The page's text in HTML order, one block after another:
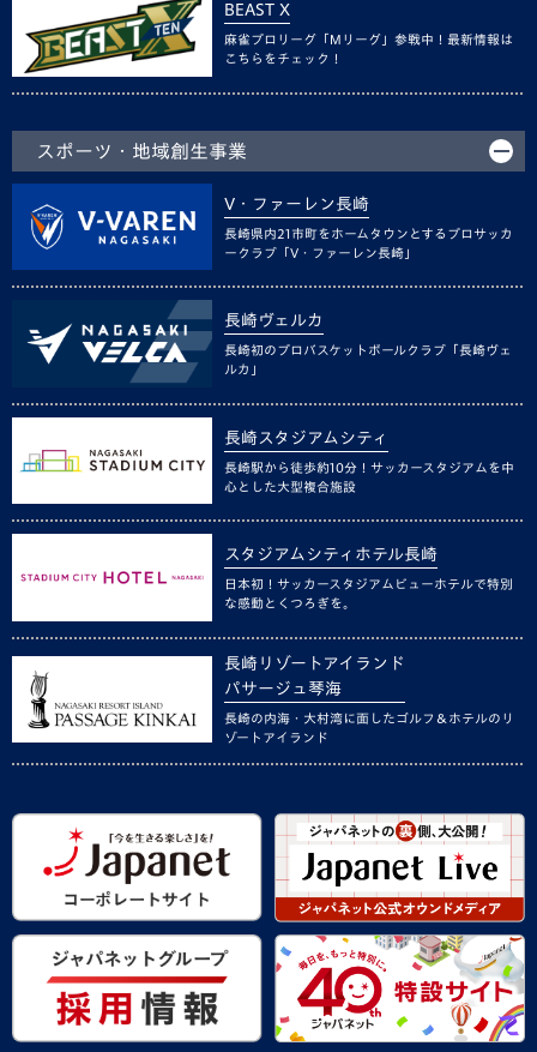
BEAST X
麻雀プロリーグ「Mリーグ」参戦中！最新情報は
こちらをチェック！
スポーツ・地域創生事業
V・ファーレン長崎
長崎県内21市町をホームタウンとするプロサッカ
ークラブ「V・ファーレン長崎」
長崎ヴェルカ
長崎初のプロバスケットボールクラブ「長崎ヴェ
ルカ」
長崎スタジアムシティ
長崎駅から徒歩約10分！サッカースタジアムを中
心とした大型複合施設
スタジアムシティホテル長崎
日本初！サッカースタジアムビューホテルで特別
な感動とくつろぎを。
長崎リゾートアイランド
パサージュ琴海
長崎の内海・大村湾に面したゴルフ＆ホテルのリ
ゾートアイランド